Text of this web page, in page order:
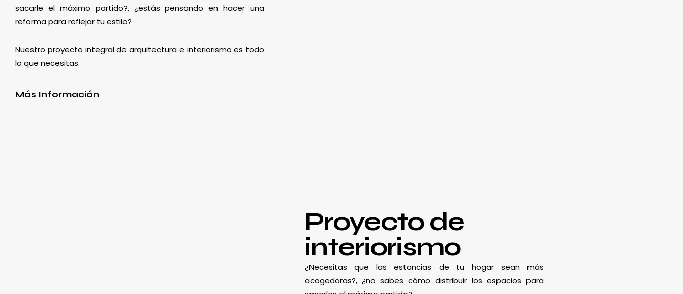
sacarle el máximo partido?, ¿estás pensando en hacer una
reforma para reflejar tu estilo?
Nuestro proyecto integral de arquitectura e interiorismo es todo
lo que necesitas.
Más Información
Proyecto de
interiorismo
¿Necesitas que las estancias de tu hogar sean más
acogedoras?, ¿no sabes cómo distribuir los espacios para